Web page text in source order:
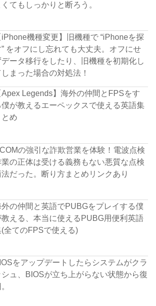
くてもしっかりと断ろう。
iPhone機種変更】旧機種で “iPhoneを探
” をオフにし忘れても大丈夫。オフにせ
データ移行をしたり、旧機種を初期化し
しまった場合の対処法！
Apex Legends】海外の仲間とFPSをす
僕が教えるエーペックスで使える英語集
とめ
の強引な詐欺営業を体験！電波点検
業の正体は受ける義務もない悪質な点検
法だった。断り方まとめリンクあり
外の仲間と英語でPUBGをプレイする僕
教える、本当に使えるPUBG用便利英語
(全てのFPSで使える)
をアップデートしたらシステムがクラ
シュ、BIOSが立ち上がらない状態から復